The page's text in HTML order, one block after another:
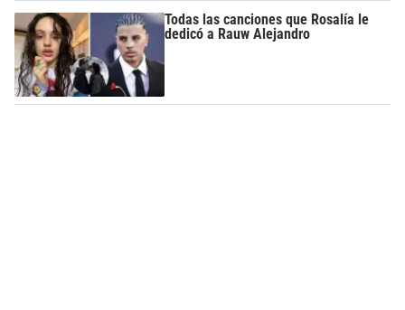
Todas las canciones que Rosalía le
dedicó a Rauw Alejandro